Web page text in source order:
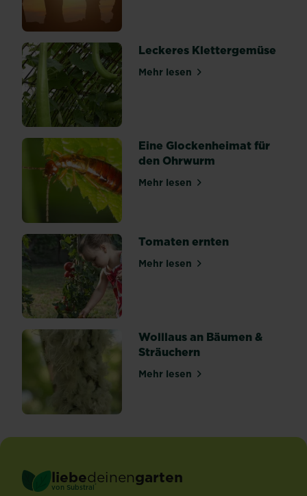
allerlei
Flächen
Mauer,
Boden
oder
Hauswand
ist
der
im
Garten...
Leckeres Klettergemüse
Mehr lesenüber Leckeres
Eine Glockenheimat für
den Ohrwurm
Mehr lesenüber Eine Glockenheimat
Tomaten ernten
Mehr lesenüber Tomaten ernten
Wolllaus an Bäumen &
Sträuchern
Mehr lesenüber Wolllaus an Bäumen
liebedeinengarten
von Substral ®